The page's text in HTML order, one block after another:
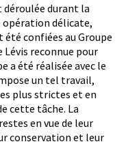
déroulée durant la
opération délicate,
confiées au Groupe
reconnue pour
a été réalisée avec le
un tel travail,
plus strictes et en
cette tâche. La
en vue de leur
conservation et leur